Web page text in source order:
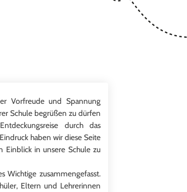
Vorfreude und Spannung
Schule begrüßen zu dürfen
durch das
haben wir diese Seite
Einblick in unsere Schule zu
Wichtige zusammengefasst.
Eltern und Lehrerinnen